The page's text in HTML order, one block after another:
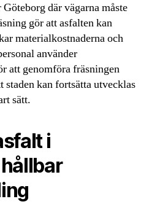
där vägarna måste
gör att asfalten kan
materialkostnaderna och
använder
att genomföra fräsningen
kan fortsätta utvecklas
sätt.
i